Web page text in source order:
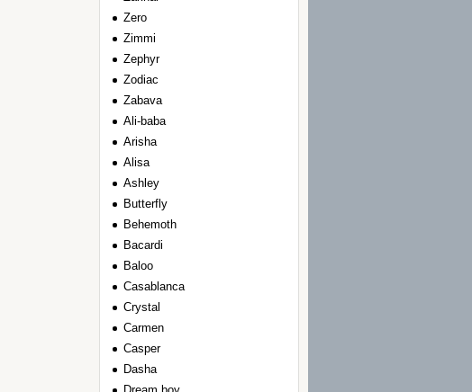
Zero
Zimmi
Zephyr
Zodiac
Zabava
Ali-baba
Arisha
Alisa
Ashley
Вutterfly
Вehemoth
Вacardi
Вaloo
Сasablanca
Сrystal
Сarmen
Сasper
Dasha